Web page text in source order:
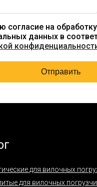
согласие на
данных в
для вилочных
для вилочных